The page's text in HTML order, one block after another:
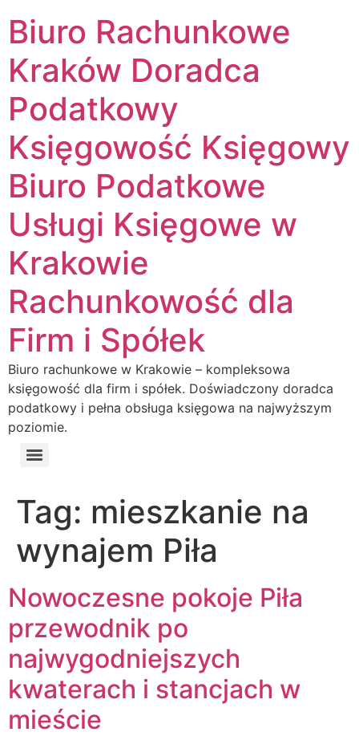
Biuro Rachunkowe
Kraków Doradca
Podatkowy
Księgowość Księgowy
Biuro Podatkowe
Usługi Księgowe w
Krakowie
Rachunkowość dla
Firm i Spółek
Biuro rachunkowe w Krakowie – kompleksowa
księgowość dla firm i spółek. Doświadczony doradca
podatkowy i pełna obsługa księgowa na najwyższym
poziomie.
Tag: mieszkanie na
wynajem Piła
Nowoczesne pokoje Piła
przewodnik po
najwygodniejszych
kwaterach i stancjach w
mieście